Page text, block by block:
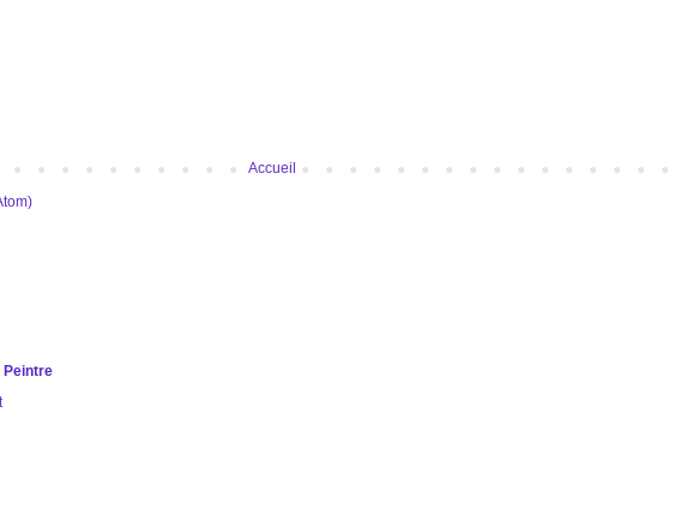
Accueil
Peintre